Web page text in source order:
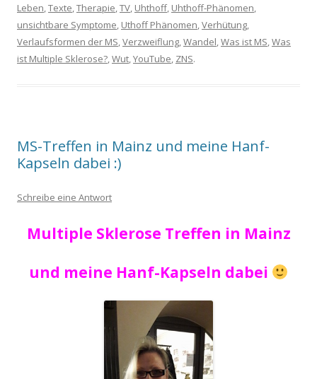
Leben,Texte,Therapie,TV, Uhthoff, Uhthoff-Phänomen,
unsichtbare Symptome, Uthoff Phänomen,Verhütung,
Verlaufsformen der MS,Verzweiflung,Wandel,Was ist MS,Was
ist Multiple Sklerose?,Wut,YouTube, ZNS.
MS-Treffen in Mainz und meine Hanf-
Kapseln dabei :)
Schreibe eine Antwort
Multiple Sklerose Treffen in Mainz
und meine Hanf-Kapseln dabei